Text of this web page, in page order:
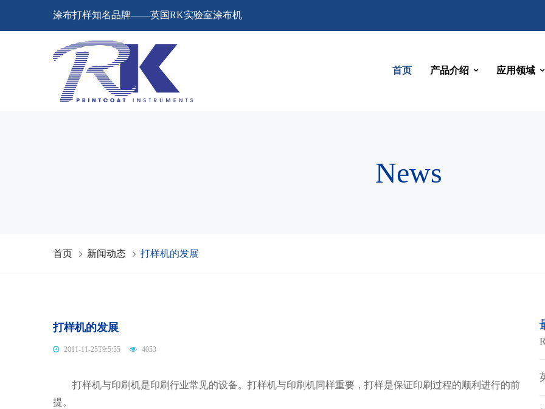
涂布打样知名品牌——英国RK实验室涂布机
首页 产品介绍 应用领域
News
首页 新闻动态 打样机的发展
打样机的发展
2011-11-25T9:5:55 4053
打样机与印刷机是印刷行业常见的设备。打样机与印刷机同样重要，打样是保证印刷过程的顺利进行的前
提。